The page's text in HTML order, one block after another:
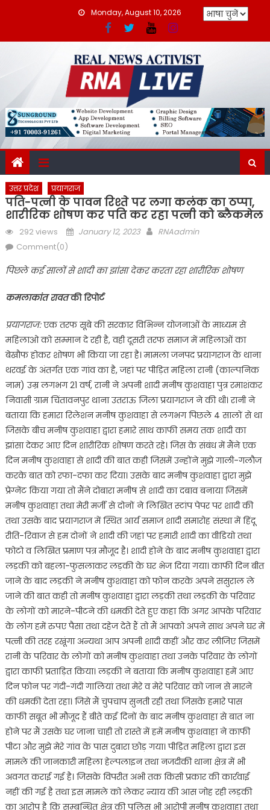
Monday, August 10, 2026
उत्तर प्रदेश प्रयागराज
पति-पत्नी के पावन रिश्ते पर लगा कलंक का ठप्पा,
शारीरिक शोषण कर पति कर रहा पत्नी को ब्लैकमेल
292 views
Posted
January 12, 2023 Author
RNAadmin
Comment(0)
पिछले कई सालों से शादी का झांसा देकर करता रहा शारीरिक शोषण
कमलाकांत रावतकी रिपोर्ट
प्रयागराज:एक तरफ सूबे की सरकार विभिन्न योजनाओं के माध्यम से
महिलाओ को सम्मान दे रही है, वही दूसरी तरफ समाज में महिलाओं का
बेखौफ होकर शोषण भी किया जा रहा है। मामला जनपद प्रयागराज के थाना
थरवई के अंतर्गत एक गांव का है, जहां पर पीड़ित महिला रानी (काल्पनिक
नाम) उम्र लगभग 21 वर्ष, रानी ने अपनी शादी मनीष कुशवाहा पुत्र रमाशंकर
निवासी ग्राम चिंतावनपुर थाना उतराऊ जिला प्रयागराज ने की थी। रानी ने
बताया कि हमारा रिलेशन मनीष कुशवाहा से लगभग पिछले 4 सालों से था
जिसके बीच मनीष कुशवाहा द्वारा हमारे साथ काफी समय तक शादी का
झांसा देकर आए दिन शारीरिक शोषण करते रहे। जिस के संबंध में मैंने एक
दिन मनीष कुशवाहा से शादी की बात कही जिसमें उन्होंने मुझे गाली-गलौज
करके बात को रफा-दफा कर दिया। उसके बाद मनीष कुशवाहा द्वारा मुझे
प्रेग्नेंट किया गया तो मैंने दोबारा मनीष से शादी का दबाव बनाया जिसमें
मनीष कुशवाहा तथा मेरी मर्जी से दोनों ने लिखित स्टांप पेपर पर शादी की
तथा उसके बाद प्रयागराज में स्थित आर्य समाज शादी समारोह संस्था में हिंदू
रीति-रिवाज से हम दोनों ने शादी की जहां पर हमारी शादी का वीडियो तथा
फोटो व लिखित प्रमाण पत्र मौजूद है। शादी होने के बाद मनीष कुशवाहा द्वारा
लड़की को बहला-फुसलाकर लड़की के घर भेज दिया गया। काफी दिन बीत
जाने के बाद लड़की ने मनीष कुशवाहा को फोन करके अपने ससुराल ले
जाने की बात कही तो मनीष कुशवाहा द्वारा लड़की तथा लड़की के परिवार
के लोगों को मारने-पीटने की धमकी देते हुए कहा कि अगर आपके परिवार
के लोग हमें रुपए पैसा तथा दहेज देते हैं तो मैं आपको अपने साथ अपने घर में
पत्नी की तरह रखूंगा अन्यथा आप अपनी शादी कहीं और कर लीजिए जिसमें
रानी के परिवार के लोगों को मनीष कुशवाहा तथा उनके परिवार के लोगों
द्वारा काफी प्रताड़ित किया। लड़की ने बताया कि मनीष कुशवाहा हमें आए
दिन फोन पर गंदी-गंदी गालियां तथा मेरे व मेरे परिवार को जान से मारने
की धमकी देता रहा। जिसे मैं चुपचाप सुनती रही तथा जिसके हमारे पास
काफी सबूत भी मौजूद हैं बीते कई दिनों के बाद मनीष कुशवाहा से बात ना
होने पर मैं उसके घर जाना चाही तो रास्ते में हमें मनीष कुशवाहा ने काफी
पीटा और मुझे मेरे गांव के पास दुबारा छोड़ गया। पीड़ित महिला द्वारा इस
मामले की जानकारी महिला हेल्पलाइन तथा नजदीकी थाना क्षेत्र में भी
अवगत कराई गई है। जिसके विपरीत अभी तक किसी प्रकार की कार्रवाई
नहीं की गई है तथा इस मामले को लेकर न्याय की आस जोह रही लड़की
का आरोप है कि सम्बन्धित क्षेत्र की पुलिस भी आरोपी मनीष कुशवाहा तथा